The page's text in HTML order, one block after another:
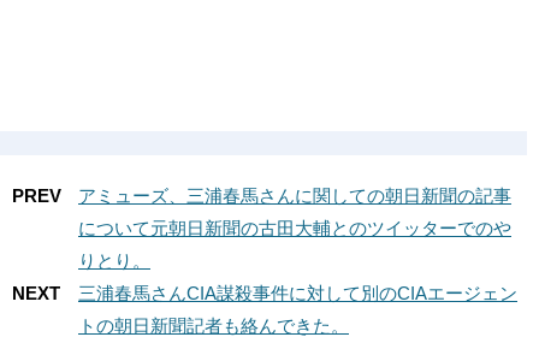
PREV
アミューズ、三浦春馬さんに関しての朝日新聞の記事
について元朝日新聞の古田大輔とのツイッターでのや
りとり。
NEXT
三浦春馬さんCIA謀殺事件に対して別のCIAエージェン
トの朝日新聞記者も絡んできた。